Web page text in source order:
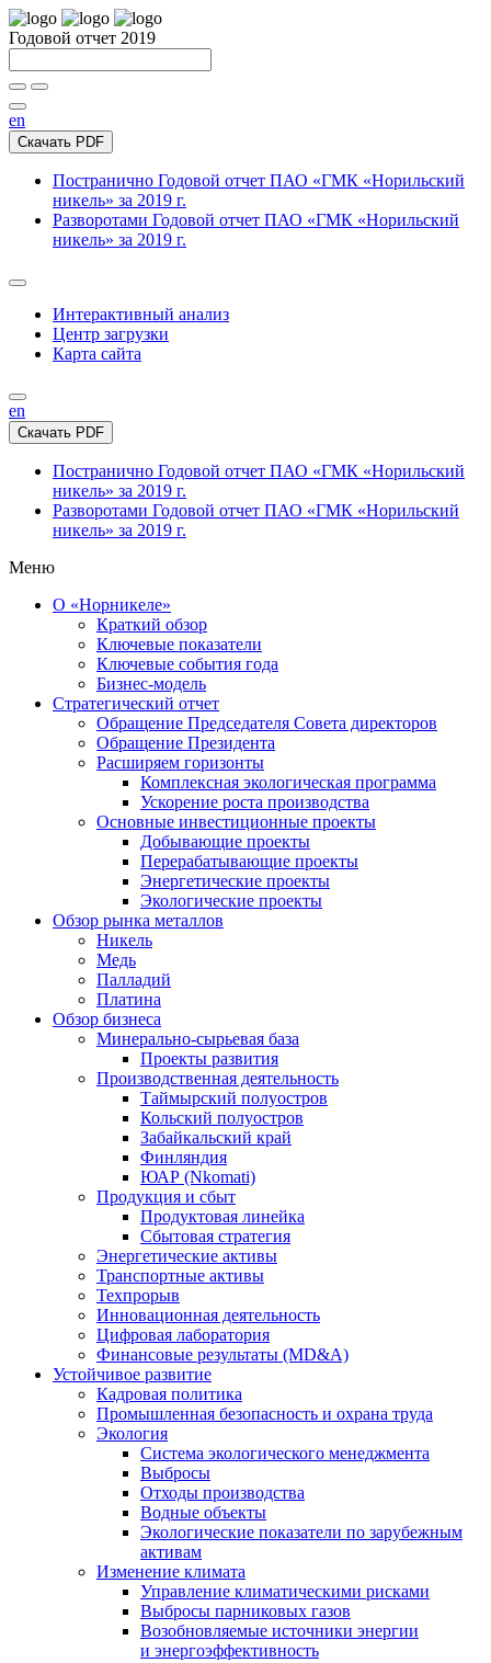
Годовой отчет 2019
en
Скачать PDF
Постранично Годовой отчет ПАО «ГМК «Норильский
никель» за 2019 г.
Разворотами Годовой отчет ПАО «ГМК «Норильский
никель» за 2019 г.
Интерактивный анализ
Центр загрузки
Карта сайта
en
Скачать PDF
Постранично Годовой отчет ПАО «ГМК «Норильский
никель» за 2019 г.
Разворотами Годовой отчет ПАО «ГМК «Норильский
никель» за 2019 г.
Меню
О «Норникеле»
Краткий обзор
Ключевые показатели
Ключевые события года
Бизнес-модель
Стратегический отчет
Обращение Председателя Совета директоров
Обращение Президента
Расширяем горизонты
Комплексная экологическая программа
Ускорение роста производства
Основные инвестиционные проекты
Добывающие проекты
Перерабатывающие проекты
Энергетические проекты
Экологические проекты
Обзор рынка металлов
Никель
Медь
Палладий
Платина
Обзор бизнеса
Минерально-сырьевая база
Проекты развития
Производственная деятельность
Таймырский полуостров
Кольский полуостров
Забайкальский край
Финляндия
ЮАР (Nkomati)
Продукция и сбыт
Продуктовая линейка
Сбытовая стратегия
Энергетические активы
Транспортные активы
Техпрорыв
Инновационная деятельность
Цифровая лаборатория
Финансовые результаты (MD&A)
Устойчивое развитие
Кадровая политика
Промышленная безопасность и охрана труда
Экология
Система экологического менеджмента
Выбросы
Отходы производства
Водные объекты
Экологические показатели по зарубежным
активам
Изменение климата
Управление климатическими рисками
Выбросы парниковых газов
Возобновляемые источники энергии
и энергоэффективность